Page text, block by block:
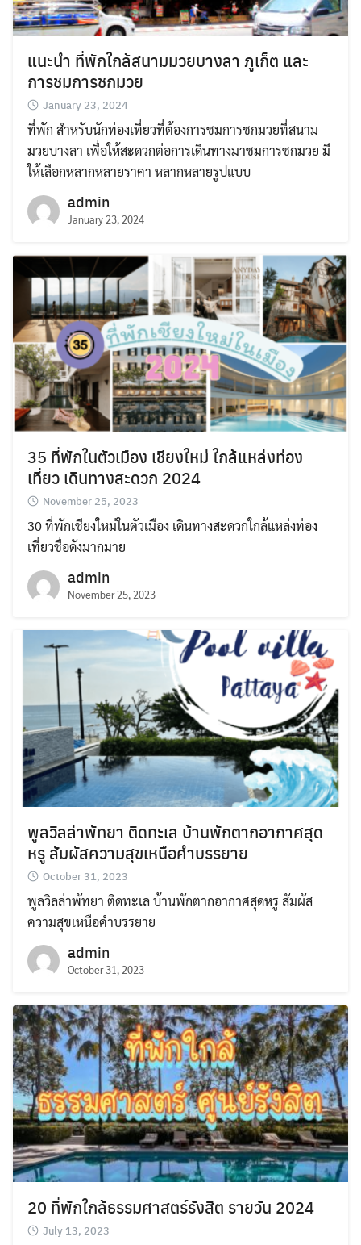
Search
for:
แนะนำ ที่พักใกล้สนามมวยบางลา ภูเก็ต และ
การชมการชกมวย
January 23, 2024
ที่พัก สำหรับนักท่องเที่ยวที่ต้องการชมการชกมวยที่สนาม
มวยบางลา เพื่อให้สะดวกต่อการเดินทางมาชมการชกมวย มี
ให้เลือกหลากหลายราคา หลากหลายรูปแบบ
admin
January 23, 2024
35 ที่พักในตัวเมือง เชียงใหม่ ใกล้แหล่งท่อง
เที่ยว เดินทางสะดวก 2024
November 25, 2023
30 ที่พักเชียงใหม่ในตัวเมือง เดินทางสะดวกใกล้แหล่งท่อง
เที่ยวชื่อดังมากมาย
admin
November 25, 2023
พูลวิลล่าพัทยา ติดทะเล บ้านพักตากอากาศสุด
หรู สัมผัสความสุขเหนือคำบรรยาย
October 31, 2023
พูลวิลล่าพัทยา ติดทะเล บ้านพักตากอากาศสุดหรู สัมผัส
ความสุขเหนือคำบรรยาย
admin
October 31, 2023
20 ที่พักใกล้ธรรมศาสตร์รังสิต รายวัน 2024
July 13, 2023